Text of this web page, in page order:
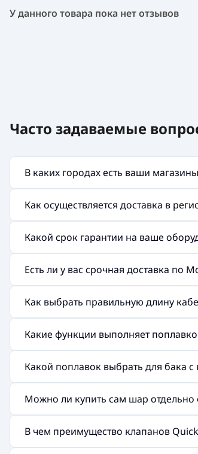
У данного товара пока нет отзывов
Часто задаваемые
В каких городах есть ваши
Как осуществляется доставка в
Какой срок гарантии на ваше
Есть ли у вас срочная доставка по
Как выбрать правильную длину
Какие функции выполняет
Какой поплавок выбрать для бака с
Можно ли купить сам шар отдельно
В чем преимущество клапанов